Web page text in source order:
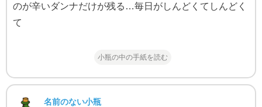
のが辛いダンナだけが残る…毎日がしんどくてしんどく
て
小瓶の中の手紙を読む
名前のない小瓶